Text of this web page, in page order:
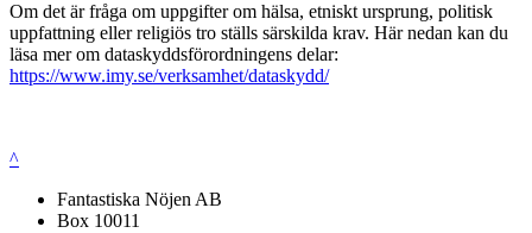
Om det är fråga om uppgifter om hälsa, etniskt ursprung, politisk
uppfattning eller religiös tro ställs särskilda krav. Här nedan kan du
läsa mer om dataskyddsförordningens delar:
https://www.imy.se/verksamhet/dataskydd/
^
Fantastiska Nöjen AB
Box 10011